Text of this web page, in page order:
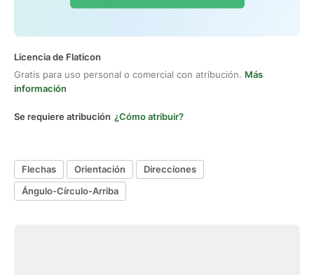
Licencia de Flaticon
Gratis para uso personal o comercial con atribución. Más
información
Se requiere atribución ¿Cómo atribuir?
Flechas Orientación
Direcciones
Ángulo-Círculo-Arriba